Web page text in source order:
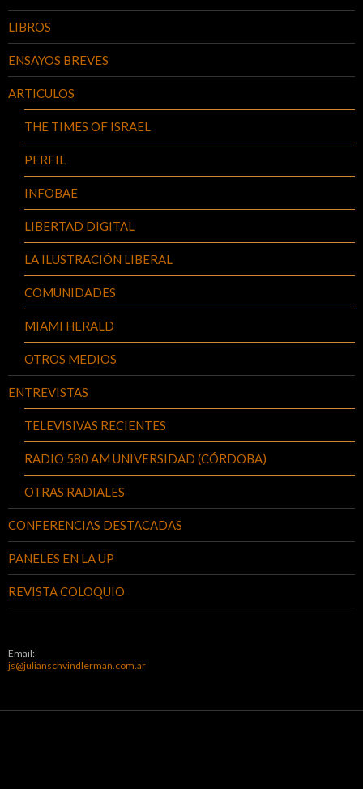
LIBROS
ENSAYOS BREVES
ARTICULOS
THE TIMES OF ISRAEL
PERFIL
INFOBAE
LIBERTAD DIGITAL
LA ILUSTRACIÓN LIBERAL
COMUNIDADES
MIAMI HERALD
OTROS MEDIOS
ENTREVISTAS
TELEVISIVAS RECIENTES
RADIO 580 AM UNIVERSIDAD (CÓRDOBA)
OTRAS RADIALES
CONFERENCIAS DESTACADAS
PANELES EN LA UP
REVISTA COLOQUIO
Email:
js@julianschvindlerman.com.ar